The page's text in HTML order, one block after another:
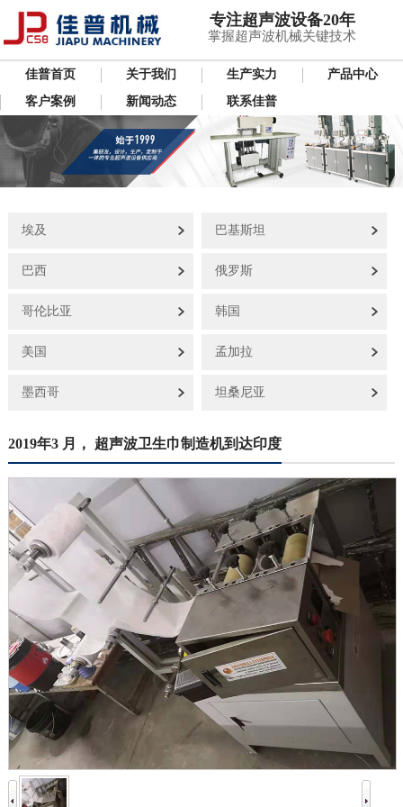
专注超声波设备20年
掌握超声波机械关键技术
佳普首页 关于我们 生产实力
产品中心
客户案例
新闻动态 联系佳普
埃及 巴基斯坦
巴西 俄罗斯
哥伦比亚 韩国
美国 孟加拉
墨西哥 坦桑尼亚
2019年3 月， 超声波卫生巾制造机到达印度